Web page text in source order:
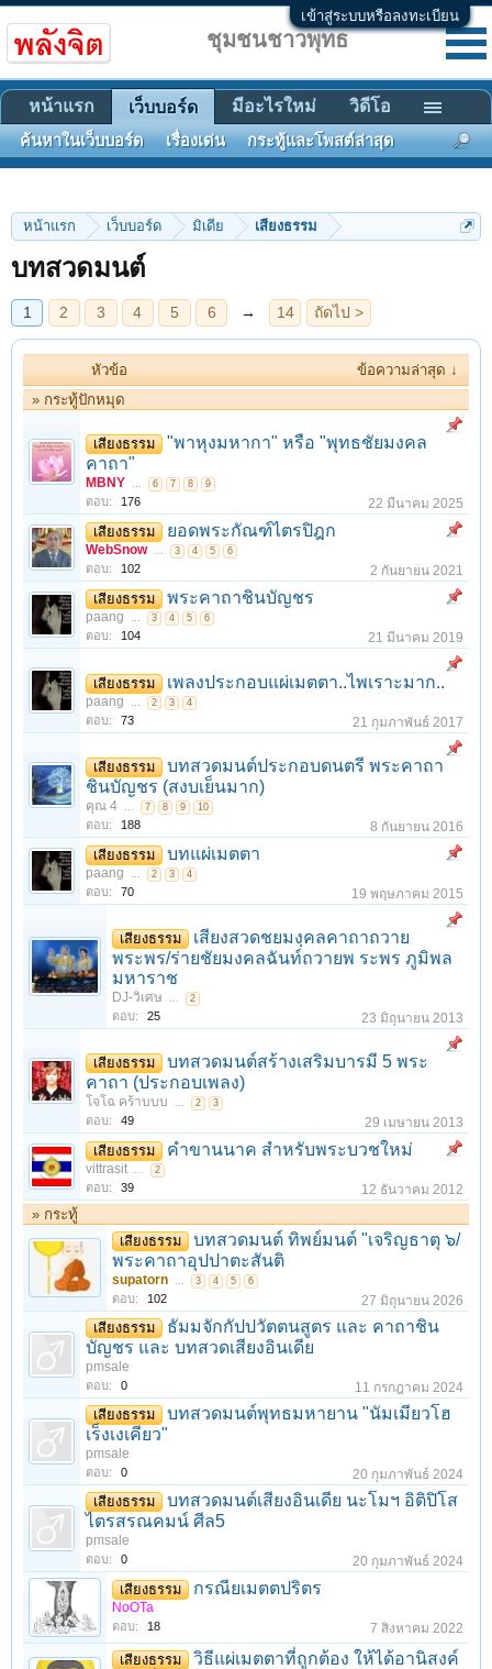
เข้าสู่ระบบหรือลงทะเบียน
หน้าแรก เว็บบอร์ด มิเดีย เสียงธรรม
บทสวดมนต์
2 3 4 5 6 → 14 ถัดไป >
หัวข้อ
ข้อความล่าสุด ↓
» กระทู้ปักหมุด
เสียงธรรม
"พาหุงมหากา" หรือ "พุทธชัยมงคล
คาถา"
MBNY ... 6 7 8 9
ตอบ: 176 22 มีนาคม 2025
เสียงธรรม ยอดพระกัณฑ์ไตรปิฎก
WebSnow ... 3 4 5 6
ตอบ: 102 2 กันยายน 2021
เสียงธรรม พระคาถาชินบัญชร
paang ... 3 4 5 6
ตอบ: 104 21 มีนาคม 2019
เสียงธรรม เพลงประกอบแผ่เมตตา..ไพเราะมาก..
paang ... 2 3 4
ตอบ: 73 21 กุมภาพันธ์ 2017
เสียงธรรม
บทสวดมนต์ประกอบดนตรี พระคาถา
ชินบัญชร (สงบเย็นมาก)
คุณ 4 ... 7 8 9 10
ตอบ: 188 8 กันยายน 2016
เสียงธรรม บทแผ่เมตตา
paang ... 2 3 4
ตอบ: 70 19 พฤษภาคม 2015
เสียงธรรม
เสียงสวดชยมงฺคลคาถาถวาย
พระพร/ร่ายชัยมงคลฉันท์ถวายพ ระพร ภูมิพล
มหาราช
DJ-วิเศษ ... 2
ตอบ: 25 23 มิถุนายน 2013
เสียงธรรม
บทสวดมนต์สร้างเสริมบารมี 5 พระ
คาถา (ประกอบเพลง)
โจโฉ คร้าบบบ ... 2 3
ตอบ: 49 29 เมษายน 2013
เสียงธรรม คำขานนาค สำหรับพระบวชใหม่
vittrasit ... 2
ตอบ: 39 12 ธันวาคม 2012
» กระทู้
เสียงธรรม
บทสวดมนต์ ทิพย์มนต์ "เจริญธาตุ ๖/
พระคาถาอุปปาตะสันติ
supatorn ... 3 4 5 6
ตอบ: 102 27 มิถุนายน 2026
เสียงธรรม
ธัมมจักกัปปวัตตนสูตร และ คาถาชิน
บัญชร และ บทสวดเสียงอินเดีย
pmsale
ตอบ: 0 11 กรกฎาคม 2024
เสียงธรรม
บทสวดมนต์พุทธมหายาน "นัมเมียวโฮ
เร็งเงเคียว"
pmsale
ตอบ: 0 20 กุมภาพันธ์ 2024
เสียงธรรม
บทสวดมนต์เสียงอินเดีย นะโมฯ อิติปิโส
ไตรสรณคมน์ ศีล5
pmsale
ตอบ: 0 20 กุมภาพันธ์ 2024
เสียงธรรม กรณียเมตตปริตร
NoOTa
ตอบ: 18 7 สิงหาคม 2022
เสียงธรรม
วิธีแผ่เมตตาที่ถูกต้อง ให้ได้อานิสงค์
ชุมชนชาวพุทธ
หน้าแรก เว็บบอร์ด
ค้นหาในเว็บบอร์ด เรื่องเด่น กระทู้และโพสต์ล่าสุด
มีอะไรใหม่ วิดีโอ